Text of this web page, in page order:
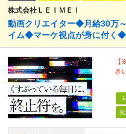
株式会社ＬＥＩＭＥＩ
動画クリエイター◆月給30万
イム◆マーケ視点が身に付く
さ
完